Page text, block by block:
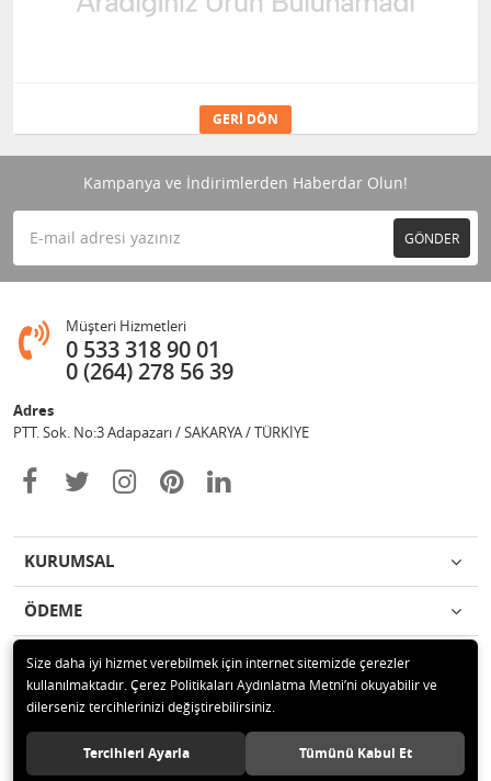
GERI DÖN
Kampanya ve İndirimlerden Haberdar Olun!
GÖNDER
Müşteri Hizmetleri
0 533 318 90 01
0 (264) 278 56 39
Adres
PTT. Sok. No:3 Adapazarı / SAKARYA / TÜRKİYE
KURUMSAL
ÖDEME
İLETİŞİM
© 2020 Değişim Yayınları Tüm hakları saklıdır.
Size daha iyi hizmet verebilmek için internet sitemizde çerezler
kullanılmaktadır. Çerez Politikaları Aydınlatma Metni’ni okuyabilir ve
dilerseniz tercihlerinizi değiştirebilirsiniz.
Tercihleri Ayarla Tümünü Kabul Et